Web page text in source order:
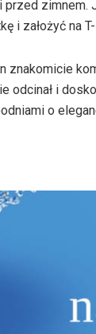
zimnem.
i założyć na
i
o